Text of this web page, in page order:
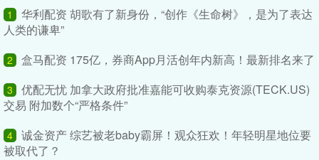
1
华利配资 胡歌有了新身份，“创作《生命树》，是为了表达
人类的谦卑”
2 盒马配资 175亿，券商App月活创年内新高！最新排名来了
3
优配无忧 加拿大政府批准嘉能可收购泰克资源(TECK.US)
交易 附加数个“严格条件”
4 诚金资产 综艺被老baby霸屏！观众狂欢！年轻明星地位要
被取代了？